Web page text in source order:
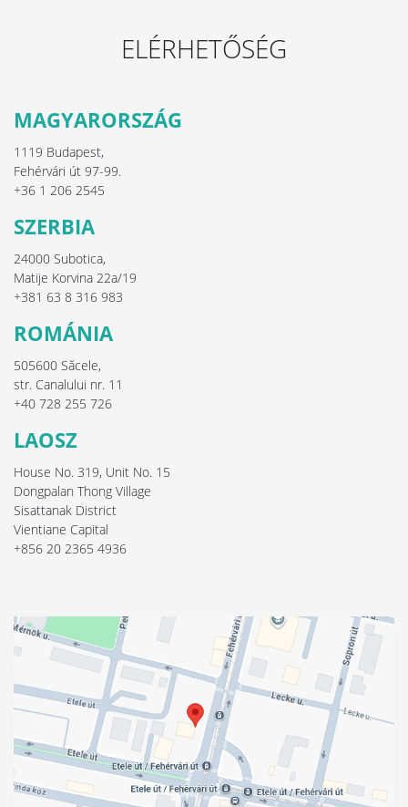
ELÉRHETŐSÉG
MAGYARORSZÁG
1119 Budapest,
Fehérvári út 97-99.
+36 1 206 2545
SZERBIA
24000 Subotica,
Matije Korvina 22a/19
+381 63 8 316 983
ROMÁNIA
505600 Săcele,
str. Canalului nr. 11
+40 728 255 726
LAOSZ
House No. 319, Unit No. 15
Dongpalan Thong Village
Sisattanak District
Vientiane Capital
+856 20 2365 4936